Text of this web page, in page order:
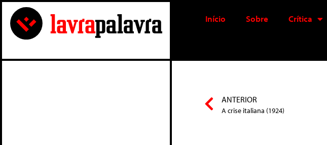
Início Sobre Crítica
ANTERIOR
A crise italiana (1924)